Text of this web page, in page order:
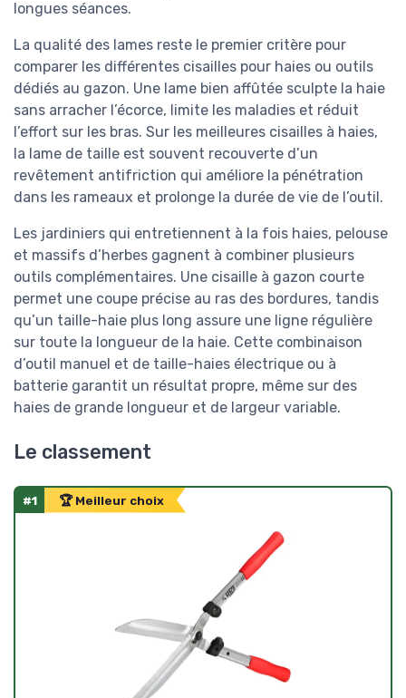
longues séances.
La qualité des lames reste le premier critère pour
comparer les différentes cisailles pour haies ou outils
dédiés au gazon. Une lame bien affûtée sculpte la haie
sans arracher l’écorce, limite les maladies et réduit
l’effort sur les bras. Sur les meilleures cisailles à haies,
la lame de taille est souvent recouverte d’un
revêtement antifriction qui améliore la pénétration
dans les rameaux et prolonge la durée de vie de l’outil.
Les jardiniers qui entretiennent à la fois haies, pelouse
et massifs d’herbes gagnent à combiner plusieurs
outils complémentaires. Une cisaille à gazon courte
permet une coupe précise au ras des bordures, tandis
qu’un taille-haie plus long assure une ligne régulière
sur toute la longueur de la haie. Cette combinaison
d’outil manuel et de taille-haies électrique ou à
batterie garantit un résultat propre, même sur des
haies de grande longueur et de largeur variable.
Le classement
#1 🏆 Meilleur choix